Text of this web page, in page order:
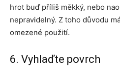
hrot buď příliš měkký, nebo
nepravidelný. Z toho důvodu
omezené použití.
6. Vyhlaďte povrch